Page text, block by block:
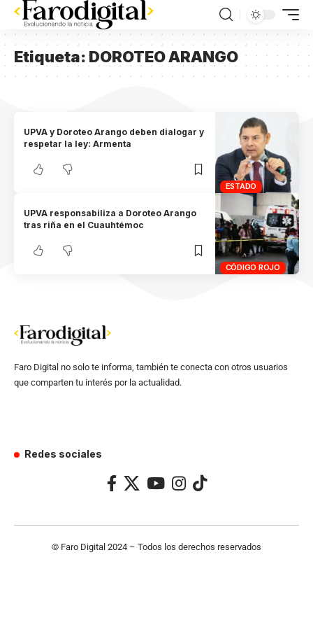
Etiqueta:DOROTEO ARANGO
ESTADO
UPVA y Doroteo Arango deben dialogar y
respetar la ley: Armenta
CÓDIGO ROJO
UPVA responsabiliza a Doroteo Arango
tras riña en el Cuauhtémoc
Faro Digital no solo te informa, también te conecta con otros usuarios
que comparten tu interés por la actualidad.
Redes sociales
© Faro Digital 2024 – Todos los derechos reservados